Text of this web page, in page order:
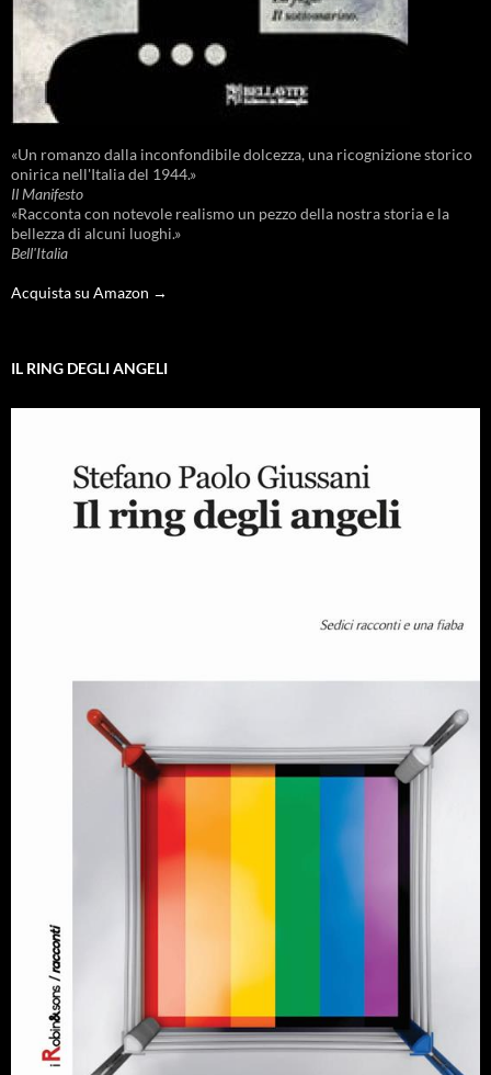
«Un romanzo dalla inconfondibile dolcezza, una ricognizione storico
onirica nell'Italia del 1944.»
Il Manifesto
«Racconta con notevole realismo un pezzo della nostra storia e la
bellezza di alcuni luoghi.»
Bell'Italia
Acquista su Amazon →
IL RING DEGLI ANGELI